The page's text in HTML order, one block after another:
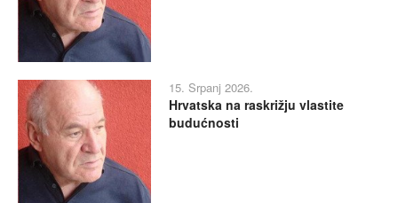
15. Srpanj 2026.
Hrvatska na raskrižju vlastite
budućnosti